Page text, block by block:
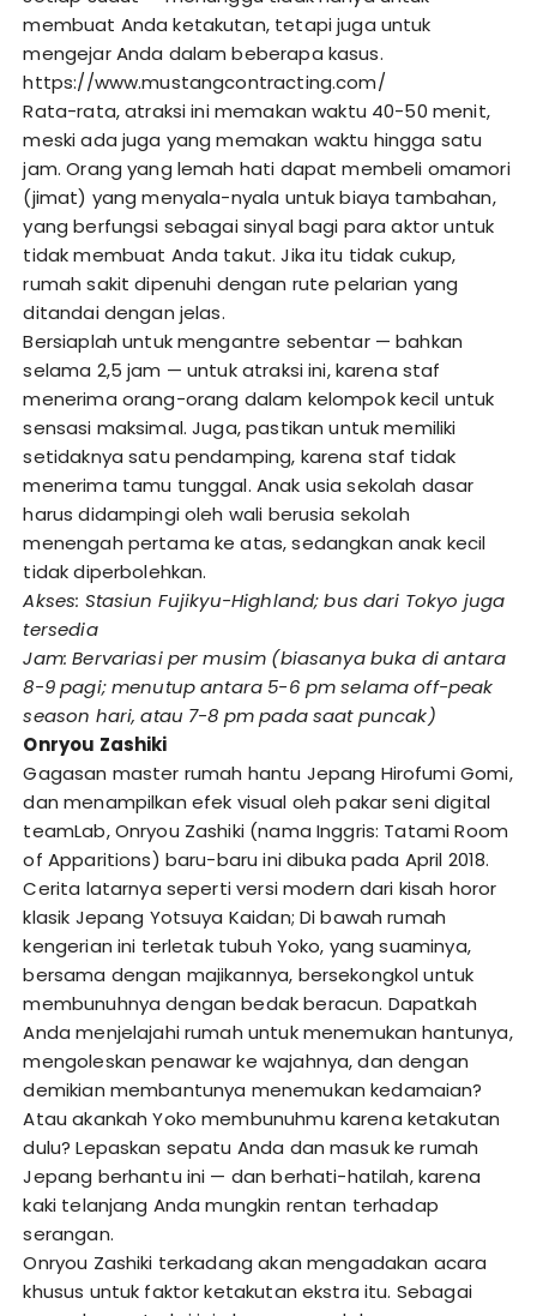
membuat Anda ketakutan, tetapi juga untuk
mengejar Anda dalam beberapa kasus.
https://www.mustangcontracting.com/
Rata-rata, atraksi ini memakan waktu 40-50 menit,
meski ada juga yang memakan waktu hingga satu
jam. Orang yang lemah hati dapat membeli omamori
(jimat) yang menyala-nyala untuk biaya tambahan,
yang berfungsi sebagai sinyal bagi para aktor untuk
tidak membuat Anda takut. Jika itu tidak cukup,
rumah sakit dipenuhi dengan rute pelarian yang
ditandai dengan jelas.
Bersiaplah untuk mengantre sebentar — bahkan
selama 2,5 jam — untuk atraksi ini, karena staf
menerima orang-orang dalam kelompok kecil untuk
sensasi maksimal. Juga, pastikan untuk memiliki
setidaknya satu pendamping, karena staf tidak
menerima tamu tunggal. Anak usia sekolah dasar
harus didampingi oleh wali berusia sekolah
menengah pertama ke atas, sedangkan anak kecil
tidak diperbolehkan.
Akses: Stasiun Fujikyu-Highland; bus dari Tokyo juga
tersedia
Jam: Bervariasi per musim (biasanya buka di antara
8-9 pagi; menutup antara 5-6 pm selama off-peak
season hari, atau 7-8 pm pada saat puncak)
Onryou Zashiki
Gagasan master rumah hantu Jepang Hirofumi Gomi,
dan menampilkan efek visual oleh pakar seni digital
teamLab, Onryou Zashiki (nama Inggris: Tatami Room
of Apparitions) baru-baru ini dibuka pada April 2018.
Cerita latarnya seperti versi modern dari kisah horor
klasik Jepang Yotsuya Kaidan; Di bawah rumah
kengerian ini terletak tubuh Yoko, yang suaminya,
bersama dengan majikannya, bersekongkol untuk
membunuhnya dengan bedak beracun. Dapatkah
Anda menjelajahi rumah untuk menemukan hantunya,
mengoleskan penawar ke wajahnya, dan dengan
demikian membantunya menemukan kedamaian?
Atau akankah Yoko membunuhmu karena ketakutan
dulu? Lepaskan sepatu Anda dan masuk ke rumah
Jepang berhantu ini — dan berhati-hatilah, karena
kaki telanjang Anda mungkin rentan terhadap
serangan.
Onryou Zashiki terkadang akan mengadakan acara
khusus untuk faktor ketakutan ekstra itu. Sebagai